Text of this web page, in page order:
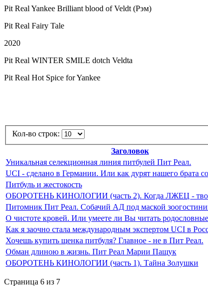
Pit Real Yankee Brilliant blood of Veldt (Рэм)
Pit Real Fairy Tale
2020
Pit Real WINTER SMILE dotch Veldta
Pit Real Hot Spice for Yankee
Кол-во строк:
Заголовок
Уникальная селекционная линия питбулей Пит Реал.
UCI - сделано в Германии. Или как дурят нашего брата
Питбуль и жестокость
ОБОРОТЕНЬ КИНОЛОГИИ (часть 2). Когда ЛЖЕЦ - твоё
Питомник Пит Реал. Собачий АД под маской
О чистоте кровей. Или умеете ли Вы читать
Как я заочно стала международным экспертом UCI в
Хочешь купить щенка питбуля? Главное - не в Пит Реал.
Обман длиною в жизнь. Пит Реал Марии Пащук
ОБОРОТЕНЬ КИНОЛОГИИ (часть 1). Тайна Золушки
Страница 6 из 7